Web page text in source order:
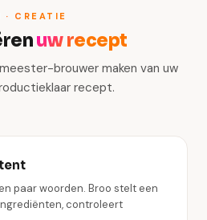
· CREATIE
uw recept
brouwer maken van uw
recept.
paar woorden. Broo stelt een
controleert